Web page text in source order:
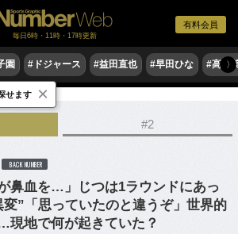
有料会員
毎日6時・11時・17時更新
園 #ドジャース #益田直也 #早田ひな #高木
〉
#2
BACK NUMBER
鼻血を…」じつは1ラウンドにあっ
”「思っていたのと違うぞ」世界的
現地で何が起きていた？
せます ×